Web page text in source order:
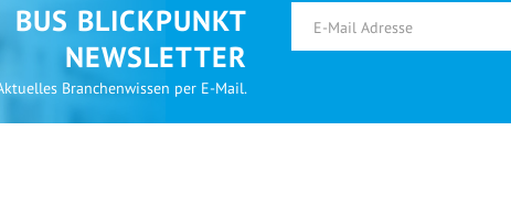
BUS BLICKPUNKT
NEWSLETTER
Branchenwissen per E-Mail.